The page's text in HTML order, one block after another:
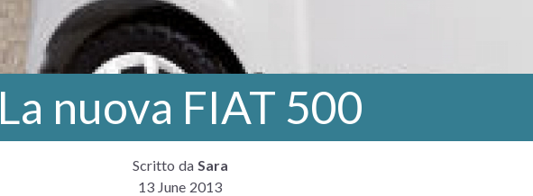
La nuova FIAT 500
Scritto da Sara
13 June 2013